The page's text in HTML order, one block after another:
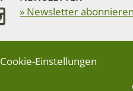
» Newsletter abonnieren
Cookie-Einstellungen